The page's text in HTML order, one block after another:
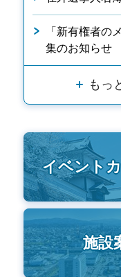
「新有権者の
集のお知らせ
もっ
イベント
施設